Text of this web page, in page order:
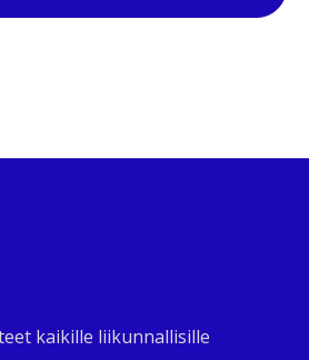
kaikille liikunnallisille